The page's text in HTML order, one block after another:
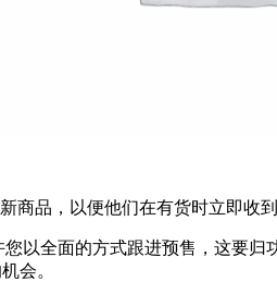
商品，以便他们在有货时立即收
您以全面的方式跟进预售，这要
会。